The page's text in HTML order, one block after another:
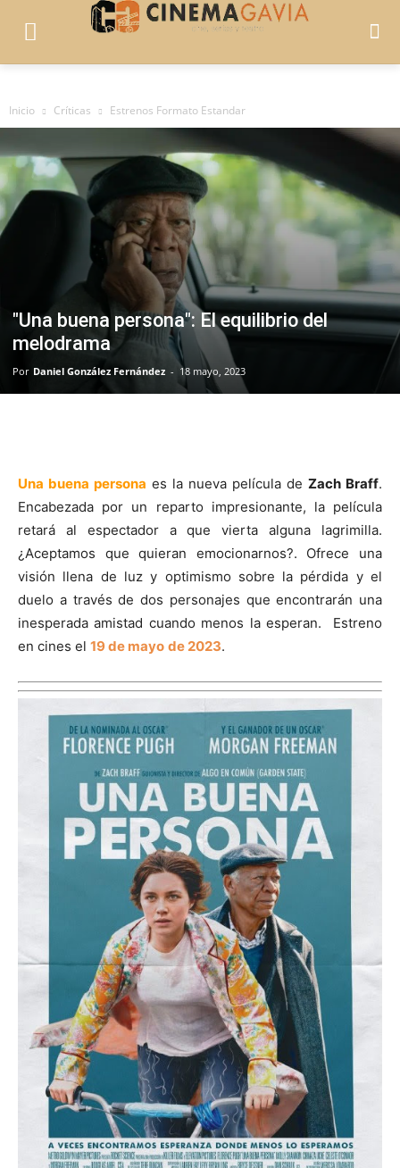
Inicio Críticas Estrenos Formato Estandar
"Una buena persona": El equilibrio del
melodrama
Por Daniel González Fernández - 18 mayo, 2023
Una buena persona es la nueva película de Zach Braff.
Encabezada por un reparto impresionante, la película
retará al espectador a que vierta alguna lagrimilla.
¿Aceptamos que quieran emocionarnos?. Ofrece una
visión llena de luz y optimismo sobre la pérdida y el
duelo a través de dos personajes que encontrarán una
inesperada amistad cuando menos la esperan. Estreno
en cines el 19 de mayo de 2023.